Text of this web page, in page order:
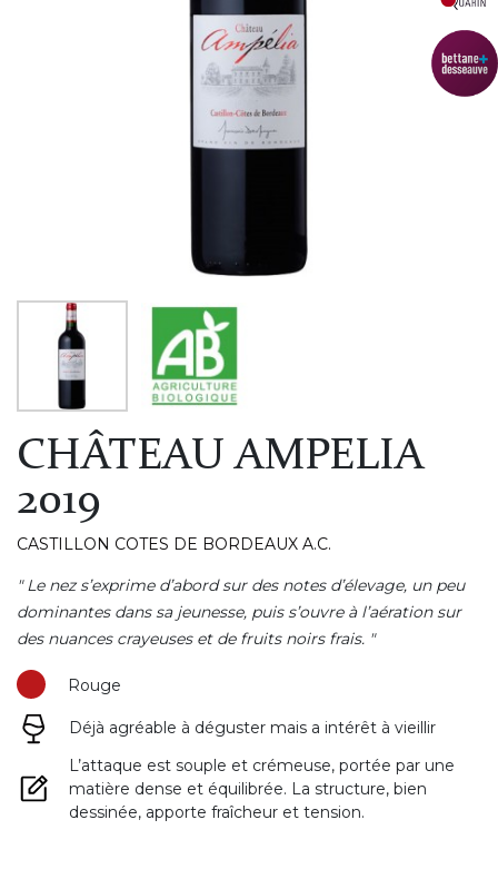
CHÂTEAU AMPELIA
2019
CASTILLON COTES DE BORDEAUX A.C.
" Le nez s’exprime d’abord sur des notes d’élevage, un peu
dominantes dans sa jeunesse, puis s’ouvre à l’aération sur
des nuances crayeuses et de fruits noirs frais. "
Rouge
Déjà agréable à déguster mais a intérêt à vieillir
L’attaque est souple et crémeuse, portée par une
matière dense et équilibrée. La structure, bien
dessinée, apporte fraîcheur et tension.